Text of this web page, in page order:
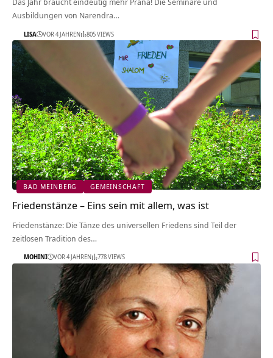
Ausbildungen von Narendra…
LISA VOR 4 JAHREN 805 VIEWS
BAD MEINBERG GEMEINSCHAFT
Friedenstänze – Eins sein mit allem, was ist
Friedenstänze: Die Tänze des universellen Friedens sind Teil der
zeitlosen Tradition des…
MOHINI VOR 4 JAHREN 778 VIEWS